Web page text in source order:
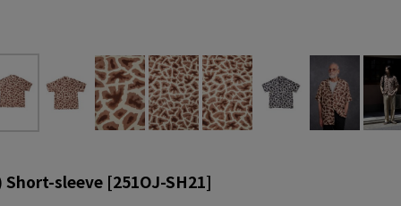
Short-sleeve [251OJ-SH21]